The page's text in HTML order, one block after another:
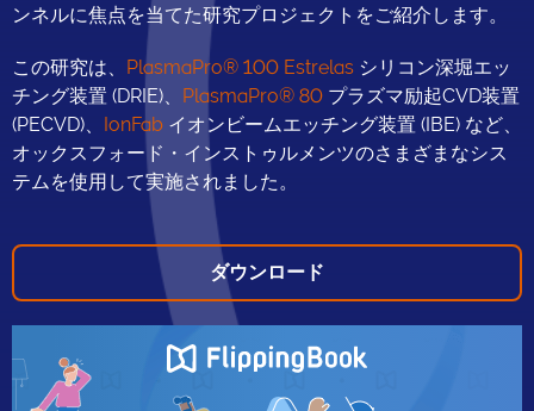
ンネルに焦点を当てた研究プロジェクトをご紹介します。
この研究は、 PlasmaPro® 100 Estrelas シリコン深堀エッ
チング装置 (DRIE)、
PlasmaPro® 80 プラズマ励起CVD装置
(PECVD)、
IonFab イオンビームエッチング装置 (IBE) など、
オックスフォード・インストゥルメンツのさまざまなシス
テムを使用して実施されました。
ダウンロード